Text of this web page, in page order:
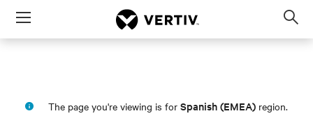
Menu
The page you're viewing is for Spanish (EMEA) region.